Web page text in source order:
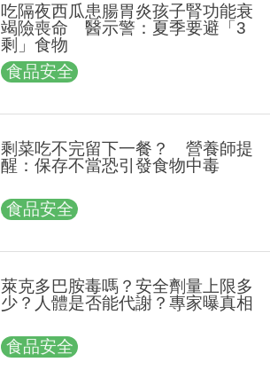
吃隔夜西瓜患腸胃炎孩子腎功能衰
竭險喪命 醫示警：夏季要避「3
剩」食物
食品安全
剩菜吃不完留下一餐？ 營養師提
醒：保存不當恐引發食物中毒
食品安全
萊克多巴胺毒嗎？安全劑量上限多
少？人體是否能代謝？專家曝真相
食品安全